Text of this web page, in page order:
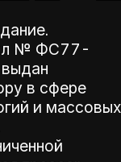
№ ФС77-
в сфере
и массовых